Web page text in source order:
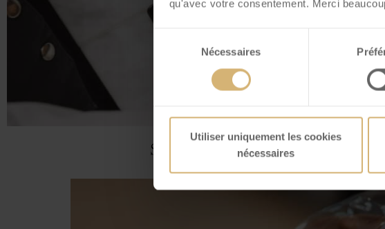
qu'avec votre consentement. Merci
consentement
Nécessaires
Utiliser uniquement les cookies
nécessaires
Il più grande
fresco del
Scoprite le nostre